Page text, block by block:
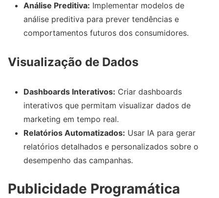
Análise Preditiva: Implementar modelos de
análise preditiva para prever tendências e
comportamentos futuros dos consumidores.
Visualização de Dados
Dashboards Interativos: Criar dashboards
interativos que permitam visualizar dados de
marketing em tempo real.
Relatórios Automatizados: Usar IA para gerar
relatórios detalhados e personalizados sobre o
desempenho das campanhas.
Publicidade Programática